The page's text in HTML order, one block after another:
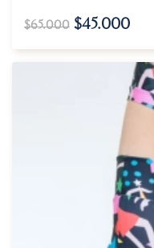
$65.000 $45.000